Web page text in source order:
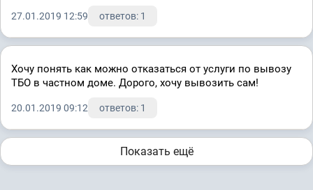
27.01.2019 12:59 ответов: 1
Хочу понять как можно отказаться от услуги по вывозу
ТБО в частном доме. Дорого, хочу вывозить сам!
20.01.2019 09:12 ответов: 1
Показать ещё